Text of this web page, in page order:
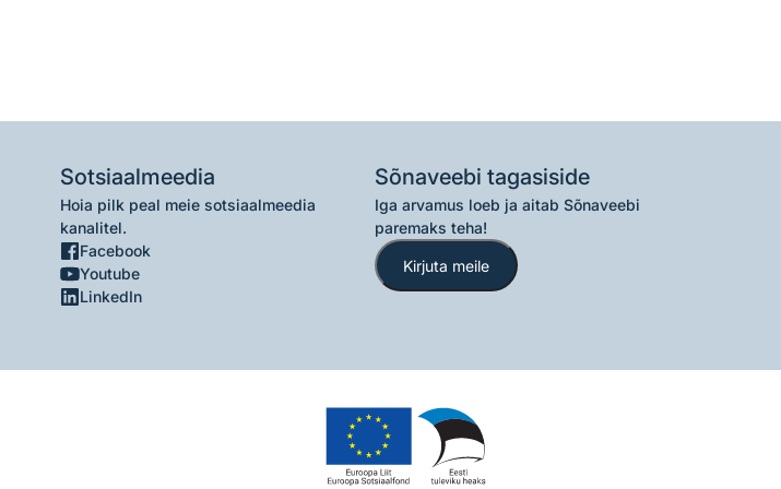
Sotsiaalmeedia
Hoia pilk peal meie sotsiaalmeedia
kanalitel.
Facebook
Youtube
LinkedIn
Sõnaveebi tagasiside
Iga arvamus loeb ja aitab Sõnaveebi
paremaks teha!
Kirjuta meile